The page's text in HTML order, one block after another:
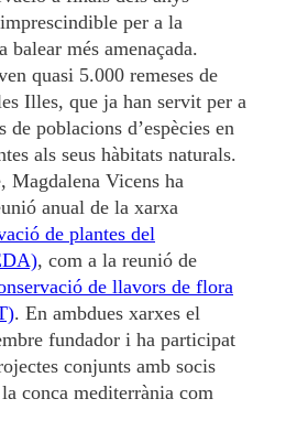
per a la
més amenaçada.
quasi 5.000 remeses de
Illes, que ja han servit per a
de poblacions d’espècies en
als seus hàbitats naturals.
Magdalena Vicens ha
anual de la xarxa
de plantes del
, com a la reunió de
de llavors de flora
. En ambdues xarxes el
fundador i ha participat
conjunts amb socis
conca mediterrània com